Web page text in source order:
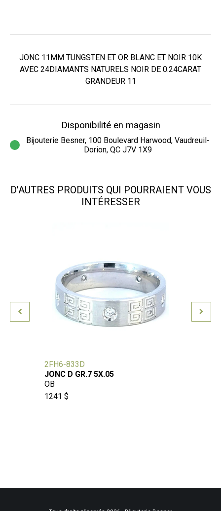
JONC 11MM TUNGSTEN ET OR BLANC ET NOIR 10K
AVEC 24DIAMANTS NATURELS NOIR DE 0.24CARAT
GRANDEUR 11
Disponibilité en magasin
Bijouterie Besner, 100 Boulevard Harwood, Vaudreuil-
Dorion, QC J7V 1X9
D'AUTRES PRODUITS QUI POURRAIENT VOUS
INTÉRESSER
2FH6-833D
JONC D GR.7 5X.05
OB
1241 $